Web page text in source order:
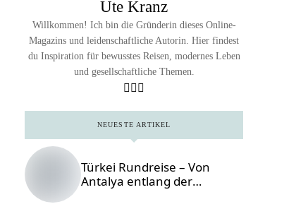
Ute Kranz
Willkommen! Ich bin die Gründerin dieses Online-
Magazins und leidenschaftliche Autorin. Hier findest
du Inspiration für bewusstes Reisen, modernes Leben
und gesellschaftliche Themen.
NEUESTE ARTIKEL
Türkei Rundreise – Von
Antalya entlang der